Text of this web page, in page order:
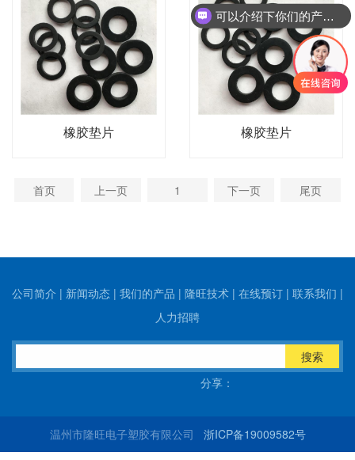
橡胶垫片 橡胶垫片
首页 上一页 1 下一页 尾页
公司简介 | 新闻动态 | 我们的产品 | 隆旺技术 | 在线预订 | 联系我们 |
人力招聘
搜索
分享：
温州市隆旺电子塑胶有限公司 浙ICP备19009582号
可以介绍下你们的产品么